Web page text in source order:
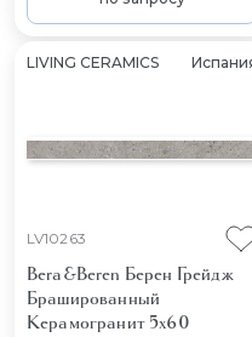
LIVING CERAMICS
LV10263
Bera&Beren Берен Грейдж
Брашированный
Керамогранит 5x60